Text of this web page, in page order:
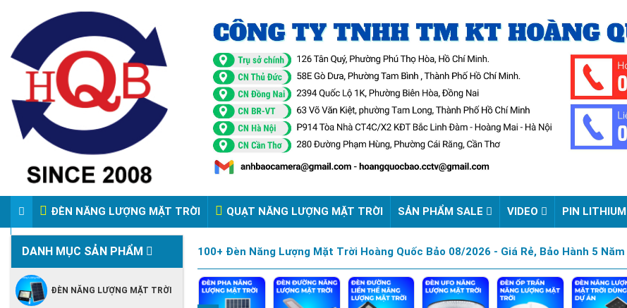
ĐÈN NĂNG LƯỢNG MẶT TRỜI QUẠT NĂNG LƯỢNG MẶT TRỜI SẢN PHẨM SALE VIDEO PIN LITHIUM
VIDEO ĐÈN PHA ĐIỆN 220V
DANH MỤC SẢN PHẨM
ĐÈN NĂNG LƯỢNG MẶT TRỜI
100+ Đèn Năng Lượng Mặt Trời Hoàng Quốc Bảo 08/2026 - Giá Rẻ, Bảo Hành 5 Năm